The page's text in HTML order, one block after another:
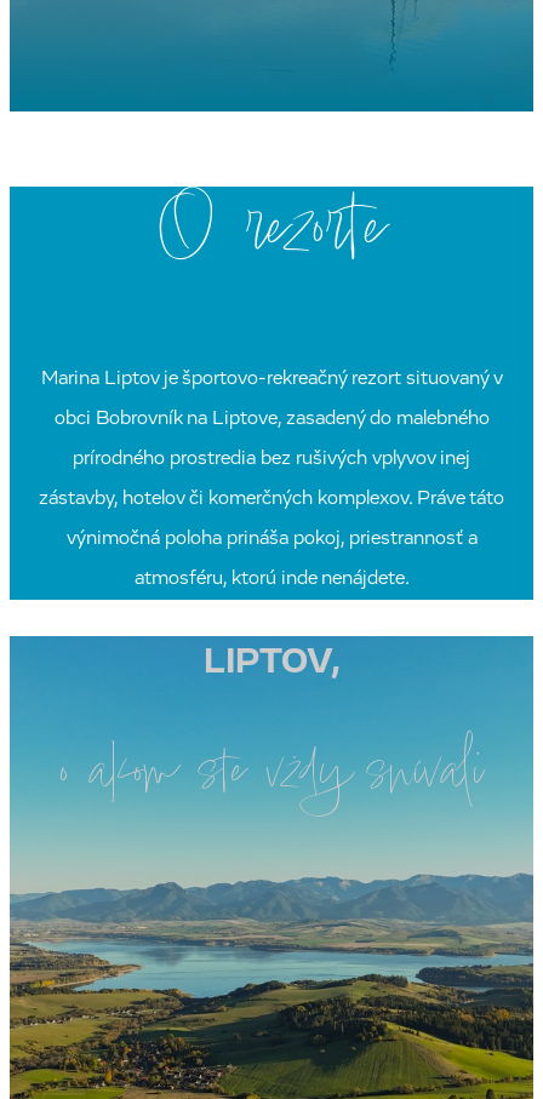
O rezorte
Marina Liptov je športovo-rekreačný rezort situovaný v
obci Bobrovník na Liptove, zasadený do malebného
prírodného prostredia bez rušivých vplyvov inej
zástavby, hotelov či komerčných komplexov. Práve táto
výnimočná poloha prináša pokoj, priestrannosť a
atmosféru, ktorú inde nenájdete.
LIPTOV,
o akom ste vždy snívali